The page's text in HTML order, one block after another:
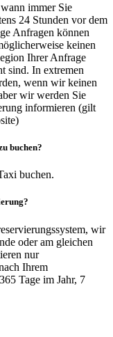
immer Sie
24 Stunden vor dem
Anfragen können
keinen
Ihrer Anfrage
sind. In extremen
wenn wir keinen
wir werden Sie
informieren (gilt
buchen?
buchen.
wir
oder am gleichen
nur
Ihrem
Tage im Jahr, 7